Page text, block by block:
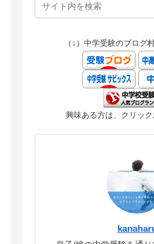
（↓）中学受験のブログ
興味ある方は、クリック